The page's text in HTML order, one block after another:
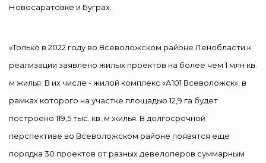
Новосаратовке и Буграх.
«Только в 2022 году во Всеволожском районе Ленобласти к
реализации заявлено жилых проектов на более чем 1 млн кв.
м жилья. В их числе - жилой комплекс «А101 Всеволожск», в
рамках которого на участке площадью 12,9 га будет
построено 119,5 тыс. кв. м жилья. В долгосрочной
перспективе во Всеволожском районе появятся еще
порядка 30 проектов от разных девелоперов суммарным